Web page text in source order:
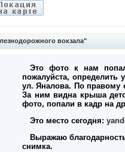
вокзала"
Это фото к нам
пожалуйста, определить
ул. Яналова. По правому
За ним видна крыша
фото, попали в кадр на
Это место сегодня:
Выражаю
снимка.